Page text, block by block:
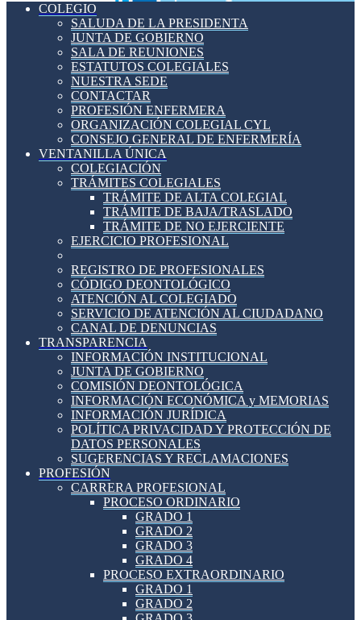
COLEGIO
SALUDA DE LA PRESIDENTA
JUNTA DE GOBIERNO
SALA DE REUNIONES
ESTATUTOS COLEGIALES
NUESTRA SEDE
CONTACTAR
PROFESIÓN ENFERMERA
ORGANIZACIÓN COLEGIAL CYL
CONSEJO GENERAL DE ENFERMERÍA
VENTANILLA ÚNICA
COLEGIACIÓN
TRÁMITES COLEGIALES
TRÁMITE DE ALTA COLEGIAL
TRÁMITE DE BAJA/TRASLADO
TRÁMITE DE NO EJERCIENTE
EJERCICIO PROFESIONAL
REGISTRO DE PROFESIONALES
CÓDIGO DEONTOLÓGICO
ATENCIÓN AL COLEGIADO
SERVICIO DE ATENCIÓN AL CIUDADANO
CANAL DE DENUNCIAS
TRANSPARENCIA
INFORMACIÓN INSTITUCIONAL
JUNTA DE GOBIERNO
COMISIÓN DEONTOLÓGICA
INFORMACIÓN ECONÓMICA y MEMORIAS
INFORMACIÓN JURÍDICA
POLÍTICA PRIVACIDAD Y PROTECCIÓN DE
DATOS PERSONALES
SUGERENCIAS Y RECLAMACIONES
PROFESIÓN
CARRERA PROFESIONAL
PROCESO ORDINARIO
GRADO 1
GRADO 2
GRADO 3
GRADO 4
PROCESO EXTRAORDINARIO
GRADO 1
GRADO 2